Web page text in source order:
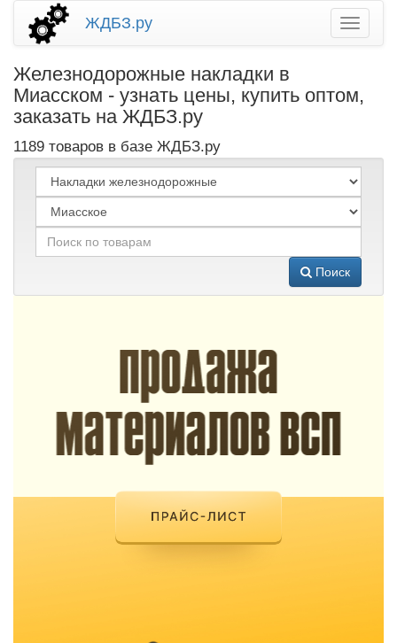
ЖДБЗ.ру
Железнодорожные накладки в
Миасском - узнать цены, купить оптом,
заказать на ЖДБЗ.ру
1189 товаров в базе ЖДБЗ.ру
Поиск